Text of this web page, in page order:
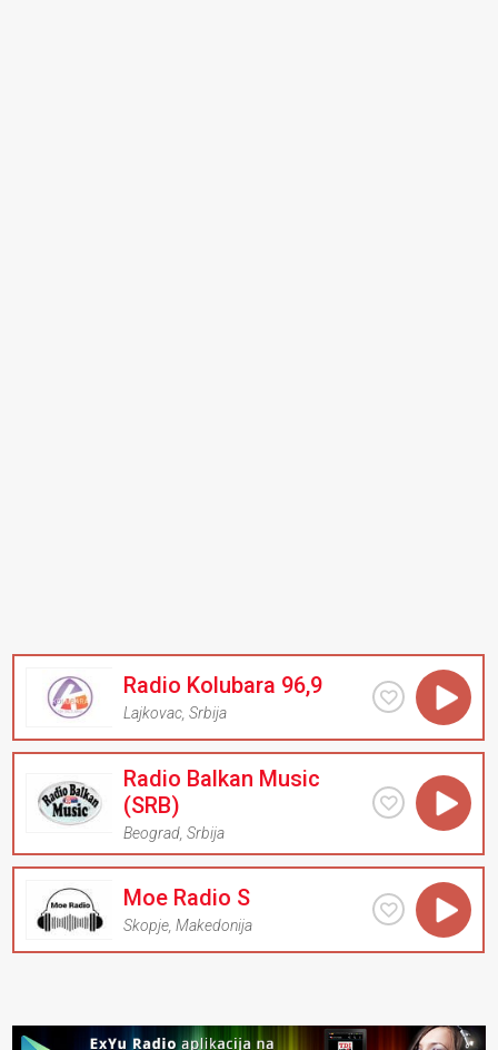
Radio Kolubara 96,9
Lajkovac ,Srbija
Radio Balkan Music
(SRB)
Beograd ,Srbija
Moe Radio S
Skopje ,Makedonija